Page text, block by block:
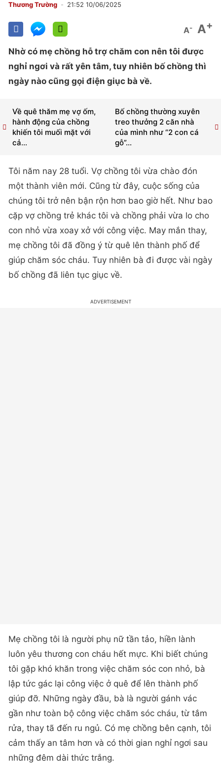
Thương Trường 21:52 10/06/2025
A- A+
Nhờ có mẹ chồng hỗ trợ chăm con nên tôi được
nghỉ ngơi và rất yên tâm, tuy nhiên bố chồng thì
ngày nào cũng gọi điện giục bà về.
Bố chồng thường xuyên
treo thưởng 2 căn nhà
của mình như “2 con cá
gỗ”...
Về quê thăm mẹ vợ ốm,
hành động của chồng
khiến tôi muối mặt với
cả...
Tôi năm nay 28 tuổi. Vợ chồng tôi vừa chào đón
một thành viên mới. Cũng từ đây, cuộc sống của
chúng tôi trở nên bận rộn hơn bao giờ hết. Như bao
cặp vợ chồng trẻ khác tôi và chồng phải vừa lo cho
con nhỏ vừa xoay xở với công việc. May mắn thay,
mẹ chồng tôi đã đồng ý từ quê lên thành phố để
giúp chăm sóc cháu. Tuy nhiên bà đi được vài ngày
bố chồng đã liên tục giục về.
Mẹ chồng tôi là người phụ nữ tần tảo, hiền lành
luôn yêu thương con cháu hết mực. Khi biết chúng
tôi gặp khó khăn trong việc chăm sóc con nhỏ, bà
lập tức gác lại công việc ở quê để lên thành phố
giúp đỡ. Những ngày đầu, bà là người gánh vác
gần như toàn bộ công việc chăm sóc cháu, từ tắm
rửa, thay tã đến ru ngủ. Có mẹ chồng bên cạnh, tôi
cảm thấy an tâm hơn và có thời gian nghỉ ngơi sau
những đêm dài thức trắng.